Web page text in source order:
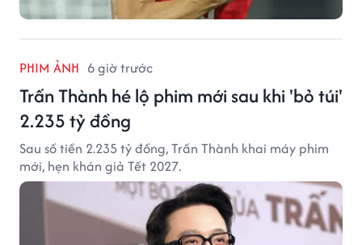
PHIM ẢNH 6 giờ trước
Trấn Thành hé lộ phim mới sau khi 'bỏ túi'
2.235 tỷ đồng
Sau số tiền 2.235 tỷ đồng, Trấn Thành khai máy phim
mới, hẹn khán giả Tết 2027.